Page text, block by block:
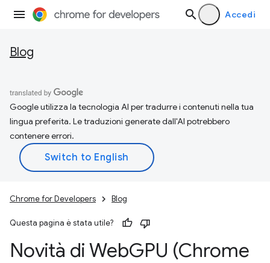
Accedi
Blog
Google utilizza la tecnologia AI per tradurre i contenuti nella tua
lingua preferita. Le traduzioni generate dall'AI potrebbero
contenere errori.
Chrome for Developers Blog
Questa pagina è stata utile?
Novità di WebGPU (Chrome